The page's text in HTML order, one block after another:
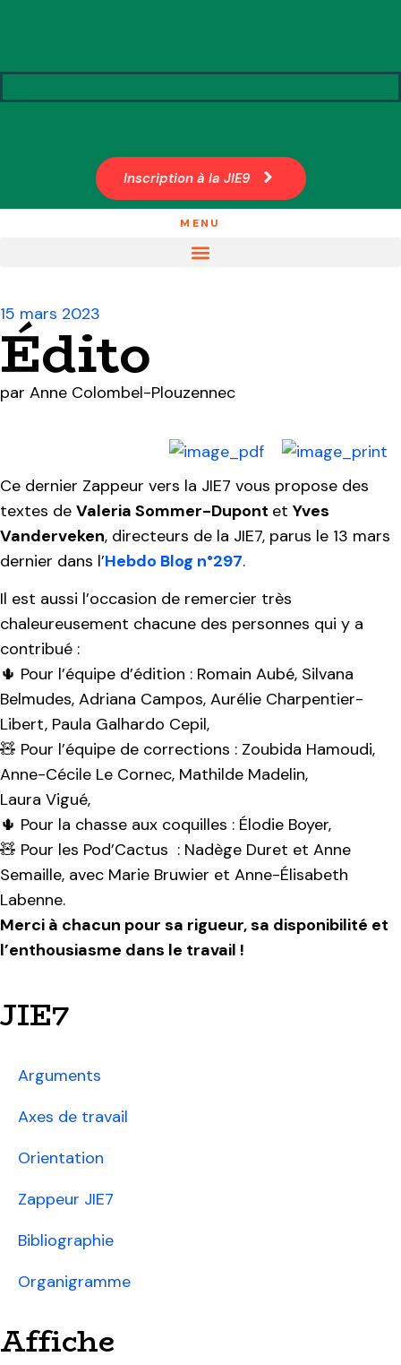
Inscription à la JIE9
MENU
15 mars 2023
Édito
par Anne Colombel-Plouzennec
Ce dernier Zappeur vers la JIE7 vous propose des
textes de Valeria Sommer-Dupont et Yves
Vanderveken, directeurs de la JIE7, parus le 13 mars
dernier dans l’Hebdo Blog n°297.
Il est aussi l’occasion de remercier très
chaleureusement chacune des personnes qui y a
contribué :
🌵 Pour l’équipe d’édition : Romain Aubé, Silvana
Belmudes, Adriana Campos, Aurélie Charpentier-
Libert, Paula Galhardo Cepil,
🧸 Pour l’équipe de corrections : Zoubida Hamoudi,
Anne-Cécile Le Cornec, Mathilde Madelin,
Laura Vigué,
🌵 Pour la chasse aux coquilles : Élodie Boyer,
🧸 Pour les Pod’Cactus : Nadège Duret et Anne
Semaille, avec Marie Bruwier et Anne-Élisabeth
Labenne.
Merci à chacun pour sa rigueur, sa disponibilité et
l’enthousiasme dans le travail !
JIE7
Arguments
Axes de travail
Orientation
Zappeur JIE7
Bibliographie
Organigramme
Affiche